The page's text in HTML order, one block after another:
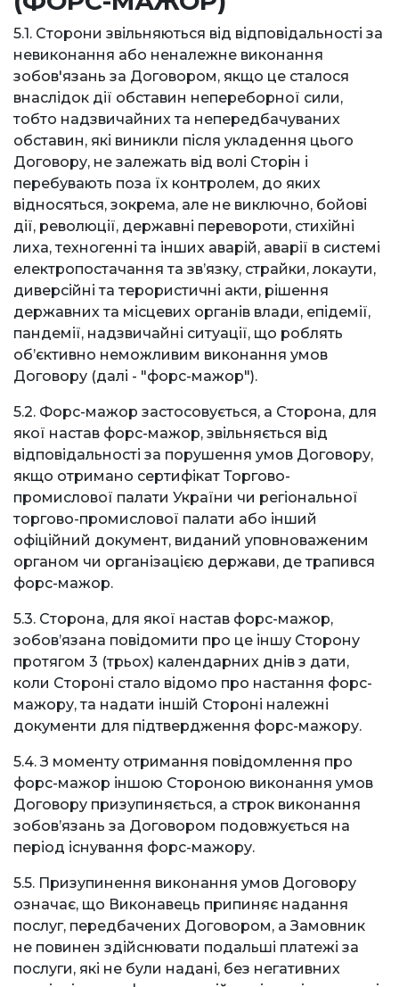
5.1. Сторони звільняються від відповідальності за
невиконання або неналежне виконання
зобов'язань за Договором, якщо це сталося
внаслідок дії обставин непереборної сили,
тобто надзвичайних та непередбачуваних
обставин, які виникли після укладення цього
Договору, не залежать від волі Сторін і
перебувають поза їх контролем, до яких
відносяться, зокрема, але не виключно, бойові
дії, революції, державні перевороти, стихійні
лиха, техногенні та інших аварій, аварії в системі
електропостачання та зв’язку, страйки, локаути,
диверсійні та терористичні акти, рішення
державних та місцевих органів влади, епідемії,
пандемії, надзвичайні ситуації, що роблять
об’єктивно неможливим виконання умов
Договору (далі - "форс-мажор").
5.2. Форс-мажор застосовується, а Сторона, для
якої настав форс-мажор, звільняється від
відповідальності за порушення умов Договору,
якщо отримано сертифікат Торгово-
промислової палати України чи регіональної
торгово-промислової палати або інший
офіційний документ, виданий уповноваженим
органом чи організацією держави, де трапився
форс-мажор.
5.3. Сторона, для якої настав форс-мажор,
зобов’язана повідомити про це іншу Сторону
протягом 3 (трьох) календарних днів з дати,
коли Стороні стало відомо про настання форс-
мажору, та надати іншій Стороні належні
документи для підтвердження форс-мажору.
5.4. З моменту отримання повідомлення про
форс-мажор іншою Стороною виконання умов
Договору призупиняється, а строк виконання
зобов’язань за Договором подовжується на
період існування форс-мажору.
5.5. Призупинення виконання умов Договору
означає, що Виконавець припиняє надання
послуг, передбачених Договором, а Замовник
не повинен здійснювати подальші платежі за
послуги, які не були надані, без негативних